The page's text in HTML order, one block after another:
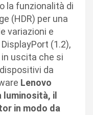
la funzionalità di
(HDR) per una
variazioni e
(1.2),
uscita che si
da
Lenovo
il
in modo da